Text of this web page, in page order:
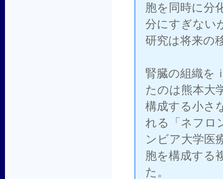
胞を同時に分
分にすぎない
研究は将来の
腎臓の組織を
たのは熊本大
構成する小さ
れる「ネフロ
ンビア大学医
胞を構成する
た。